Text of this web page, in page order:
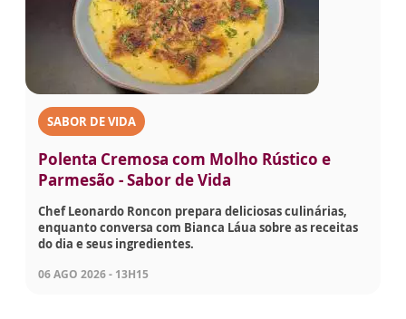
SABOR DE VIDA
Polenta Cremosa com Molho Rústico e
Parmesão - Sabor de Vida
Chef Leonardo Roncon prepara deliciosas culinárias,
enquanto conversa com Bianca Láua sobre as receitas
do dia e seus ingredientes.
06 AGO 2026 - 13H15